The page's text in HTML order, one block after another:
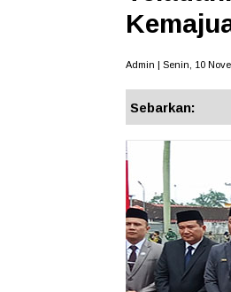
Admin | Senin, 10
Sebarkan: